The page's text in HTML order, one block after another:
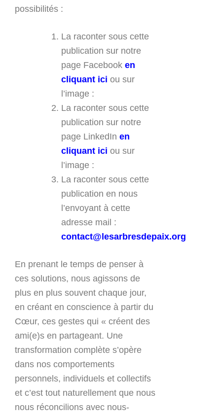
possibilités :
La raconter sous cette
publication sur notre
page Facebooken
cliquant ici ou sur
l’image :
La raconter sous cette
publication sur notre
page LinkedInen
cliquant ici ou sur
l’image :
La raconter sous cette
publication en nous
l’envoyant à cette
adresse mail :
contact@lesarbresdepaix.org
En prenant le temps de penser à
ces solutions, nous agissons de
plus en plus souvent chaque jour,
en créant en conscience à partir du
Cœur, ces gestes qui « créent des
ami(e)s en partageant. Une
transformation complète s’opère
dans nos comportements
personnels, individuels et collectifs
et c’est tout naturellement que nous
nous réconcilions avec nous-